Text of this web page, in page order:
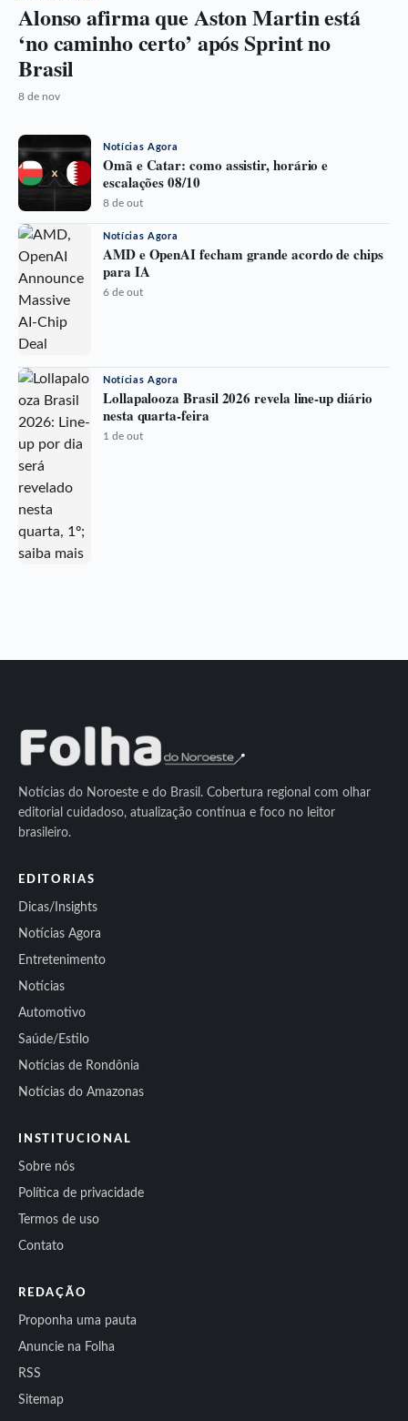
Alonso afirma que Aston Martin está
‘no caminho certo’ após Sprint no
Brasil
8 de nov
Notícias Agora
Omã e Catar: como assistir, horário e
escalações 08/10
8 de out
Notícias Agora
AMD e OpenAI fecham grande acordo de chips
para IA
6 de out
Notícias Agora
Lollapalooza Brasil 2026 revela line-up diário
nesta quarta-feira
1 de out
Notícias do Noroeste e do Brasil. Cobertura regional com olhar
editorial cuidadoso, atualização contínua e foco no leitor
brasileiro.
EDITORIAS
Dicas/Insights
Notícias Agora
Entretenimento
Notícias
Automotivo
Saúde/Estilo
Notícias de Rondônia
Notícias do Amazonas
INSTITUCIONAL
Sobre nós
Política de privacidade
Termos de uso
Contato
REDAÇÃO
Proponha uma pauta
Anuncie na Folha
RSS
Sitemap